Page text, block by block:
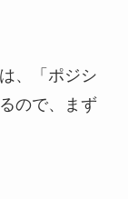
、「ポジシ
ので、まず